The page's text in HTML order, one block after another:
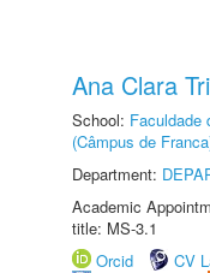
Ana Clara
School: Faculdade
(Câmpus de
Department:
Academic
title: MS-3.1
Orcid
CV